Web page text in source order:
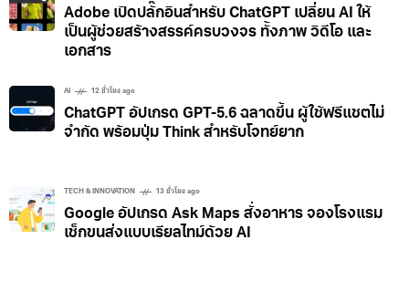
Adobe เปิดปลั๊กอินสำหรับ ChatGPT เปลี่ยน AI ให้
เป็นผู้ช่วยสร้างสรรค์ครบวงจร ทั้งภาพ วิดีโอ และ
เอกสาร
AI 12 ชั่วโมง ago
ChatGPT อัปเกรด GPT-5.6 ฉลาดขึ้น ผู้ใช้ฟรีแชตไม่
จำกัด พร้อมปุ่ม Think สำหรับโจทย์ยาก
TECH & INNOVATION 13 ชั่วโมง ago
Google อัปเกรด Ask Maps สั่งอาหาร จองโรงแรม
เช็กขนส่งแบบเรียลไทม์ด้วย AI